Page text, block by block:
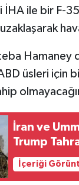
ile bir F-35
Hamaney
üsleri için
İran ve
Trump
İçeriği